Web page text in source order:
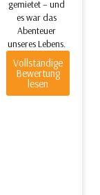
gemietet – und
es war das
Abenteuer
unseres Lebens.
Vollständige
Bewertung
lesen